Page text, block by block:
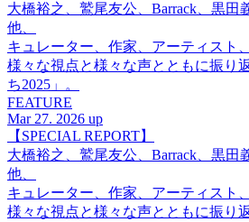
大橋裕之、鷲尾友公、Barrack、黒田
他、
キュレーター、作家、アーティスト
様々な視点と様々な声とともに振り
ち2025」。
FEATURE
Mar 27. 2026 up
【SPECIAL REPORT】
大橋裕之、鷲尾友公、Barrack、黒田
他、
キュレーター、作家、アーティスト
様々な視点と様々な声とともに振り